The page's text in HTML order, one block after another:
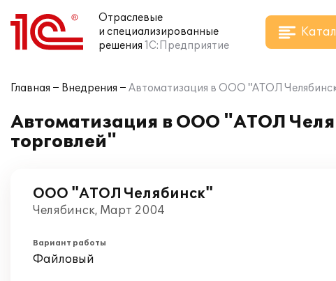
Отраслевые
и специализированные
решения 1С:Предприятие
Главная Внедрения Автоматизация в ООО "АТОЛ
Автоматизация в ООО "АТОЛ
торговлей"
ООО "АТОЛ Челябинск"
Челябинск, Март 2004
Вариант работы
Файловый